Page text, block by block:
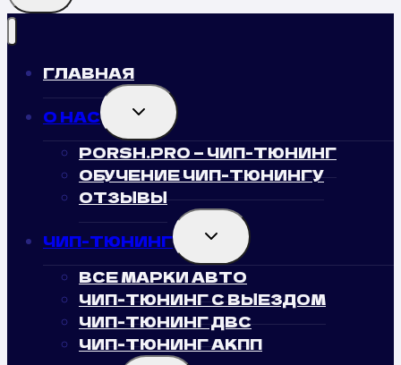
ГЛАВНАЯ
О НАС TOGGLE
CHILD
MENU
PORSH.PRO — ЧИП-ТЮНИНГ
ОБУЧЕНИЕ ЧИП-ТЮНИНГУ
ОТЗЫВЫ
ЧИП-ТЮНИНГ TOGGLE
CHILD
MENU
ВСЕ МАРКИ АВТО
ЧИП-ТЮНИНГ С ВЫЕЗДОМ
ЧИП-ТЮНИНГ ДВС
ЧИП-ТЮНИНГ АКПП